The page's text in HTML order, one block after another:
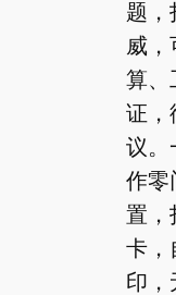
题，
威，
算、
证，
议。
作零
置，
卡，
印，